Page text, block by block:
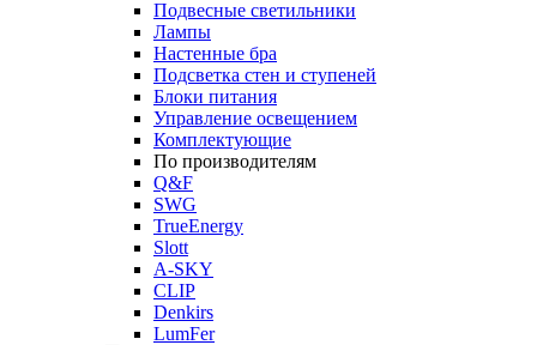
Подвесные светильники
Лампы
Настенные бра
Подсветка стен и ступеней
Блоки питания
Управление освещением
Комплектующие
По производителям
Q&F
SWG
TrueEnergy
Slott
A-SKY
CLIP
Denkirs
LumFer